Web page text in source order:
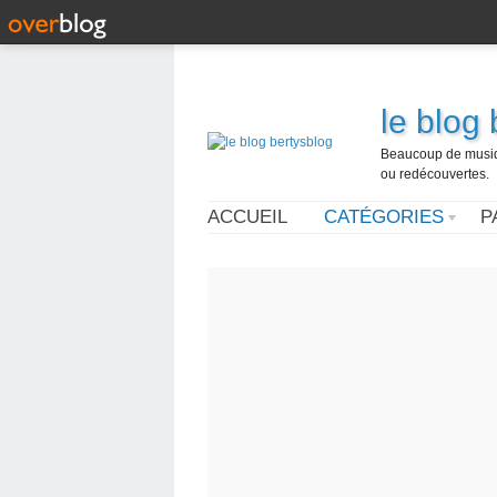
le blog
Beaucoup de
ou redécouvertes.
ACCUEIL CATÉGORIES